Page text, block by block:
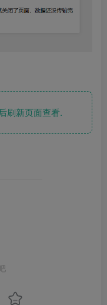
刷新页面查看.